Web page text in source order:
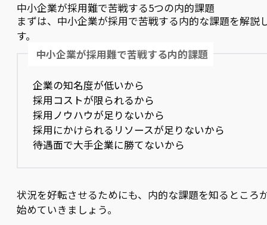
中小企業が採用難で苦戦する5つの内的課題
まずは、中小企業が採用で苦戦する内的な課題を解説
す。
中小企業が採用難で苦戦する内的課題
企業の知名度が低いから
採用コストが限られるから
採用ノウハウが足りないから
採用にかけられるリソースが足りないから
待遇面で大手企業に勝てないから
状況を好転させるためにも、内的な課題を知るところ
始めていきましょう。